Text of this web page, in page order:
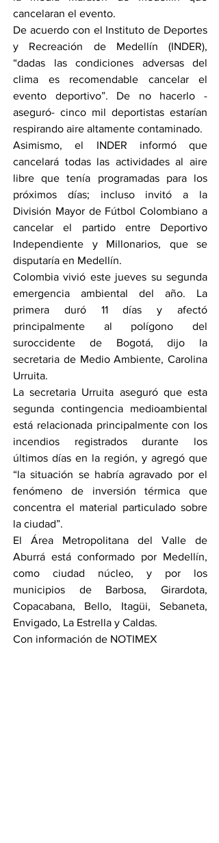
cancelaran el evento.
De acuerdo con el Instituto de Deportes
y Recreación de Medellín (INDER),
“dadas las condiciones adversas del
clima es recomendable cancelar el
evento deportivo”. De no hacerlo -
aseguró- cinco mil deportistas estarían
respirando aire altamente contaminado.
Asimismo, el INDER informó que
cancelará todas las actividades al aire
libre que tenía programadas para los
próximos días; incluso invitó a la
División Mayor de Fútbol Colombiano a
cancelar el partido entre Deportivo
Independiente y Millonarios, que se
disputaría en Medellín.
Colombia vivió este jueves su segunda
emergencia ambiental del año. La
primera duró 11 días y afectó
principalmente al polígono del
suroccidente de Bogotá, dijo la
secretaria de Medio Ambiente, Carolina
Urruita.
La secretaria Urruita aseguró que esta
segunda contingencia medioambiental
está relacionada principalmente con los
incendios registrados durante los
últimos días en la región, y agregó que
“la situación se habría agravado por el
fenómeno de inversión térmica que
concentra el material particulado sobre
la ciudad”.
El Área Metropolitana del Valle de
Aburrá está conformado por Medellín,
como ciudad núcleo, y por los
municipios de Barbosa, Girardota,
Copacabana, Bello, Itagüi, Sebaneta,
Envigado, La Estrella y Caldas.
Con información de NOTIMEX